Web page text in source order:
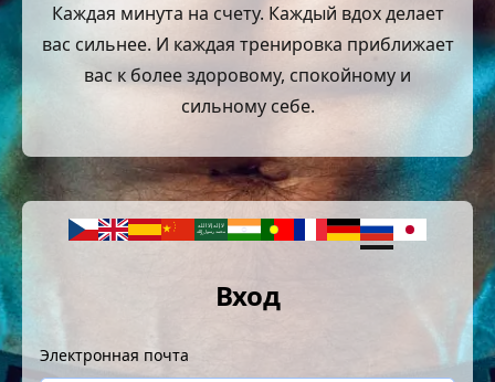
Каждая минута на счету. Каждый вдох делает
вас сильнее. И каждая тренировка приближает
вас к более здоровому, спокойному и
сильному себе.
Вход
Электронная почта